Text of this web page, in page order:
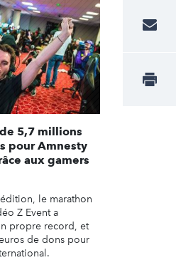
de 5,7 millions
pour Amnesty
aux gamers
le marathon
Z Event a
propre record, et
de dons pour